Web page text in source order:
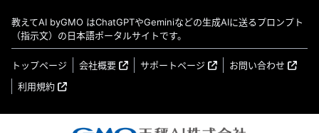
教えてAI byGMO はChatGPTやGeminiなどの生成AIに送るプロンプト
（指示文）の日本語ポータルサイトです。
トップページ 会社概要 サポートページ
お問い合わせ
利用規約